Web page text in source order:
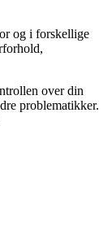
og i forskellige
over din
problematikker.